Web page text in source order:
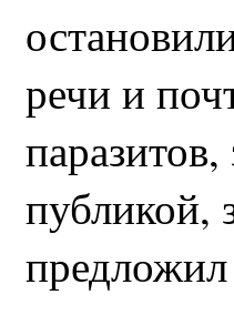
речи и
публикой,